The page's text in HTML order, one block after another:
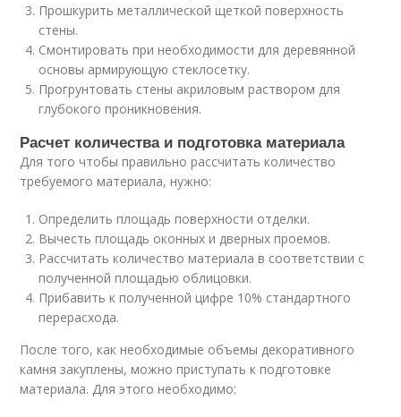
Прошкурить металлической щеткой поверхность
стены.
Смонтировать при необходимости для деревянной
основы армирующую стеклосетку.
Прогрунтовать стены акриловым раствором для
глубокого проникновения.
Расчет количества и подготовка материала
Для того чтобы правильно рассчитать количество
требуемого материала, нужно:
Определить площадь поверхности отделки.
Вычесть площадь оконных и дверных проемов.
Рассчитать количество материала в соответствии с
полученной площадью облицовки.
Прибавить к полученной цифре 10% стандартного
перерасхода.
После того, как необходимые объемы декоративного
камня закуплены, можно приступать к подготовке
материала. Для этого необходимо: